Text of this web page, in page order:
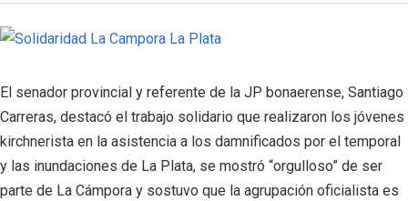
El senador provincial y referente de la JP bonaerense, Santiago
Carreras, destacó el trabajo solidario que realizaron los jóvenes
kirchnerista en la asistencia a los damnificados por el temporal
y las inundaciones de La Plata, se mostró “orgulloso” de ser
parte de La Cámpora y sostuvo que la agrupación oficialista es